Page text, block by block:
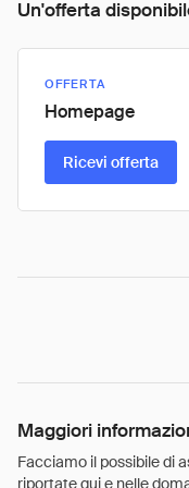
Un'offerta
OFFERTA
Homepage
Ricevi offerta
Maggiori
Facciamo il possibile di
riportate qui e nelle